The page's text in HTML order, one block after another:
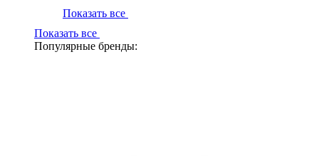
Показать все
Показать все
Популярные бренды: